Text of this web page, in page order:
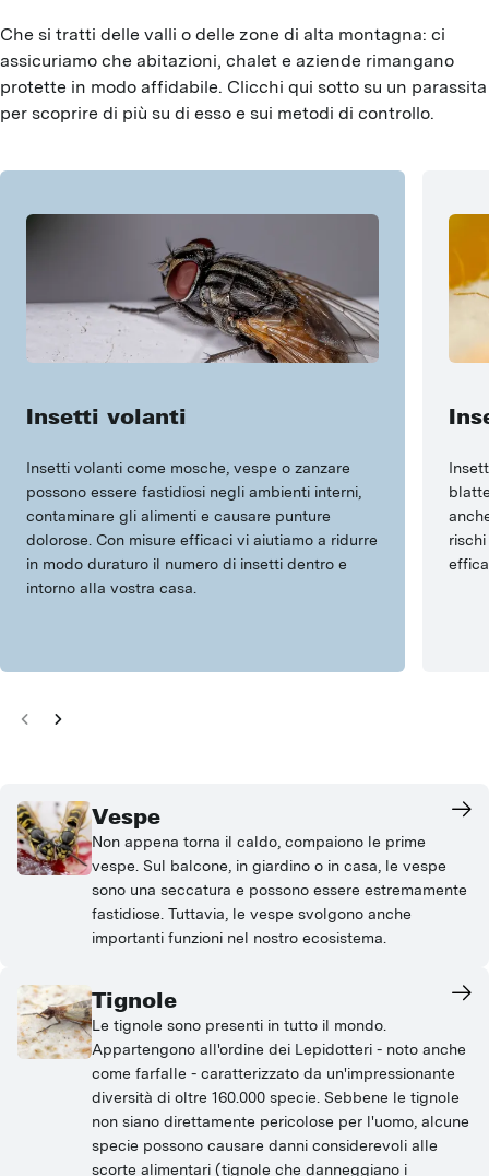
Che si tratti delle valli o delle zone di alta montagna: ci
assicuriamo che abitazioni, chalet e aziende rimangano
protette in modo affidabile. Clicchi qui sotto su un parassita
per scoprire di più su di esso e sui metodi di controllo.
Insetti volanti
Insetti volanti come mosche, vespe o zanzare
possono essere fastidiosi negli ambienti interni,
contaminare gli alimenti e causare punture
dolorose. Con misure efficaci vi aiutiamo a ridurre
in modo duraturo il numero di insetti dentro e
intorno alla vostra casa.
Vespe
Non appena torna il caldo, compaiono le prime
vespe. Sul balcone, in giardino o in casa, le vespe
sono una seccatura e possono essere estremamente
fastidiose. Tuttavia, le vespe svolgono anche
importanti funzioni nel nostro ecosistema.
Tignole
Le tignole sono presenti in tutto il mondo.
Appartengono all'ordine dei Lepidotteri - noto anche
come farfalle - caratterizzato da un'impressionante
diversità di oltre 160.000 specie. Sebbene le tignole
non siano direttamente pericolose per l'uomo, alcune
specie possono causare danni considerevoli alle
scorte alimentari (tignole che danneggiano i